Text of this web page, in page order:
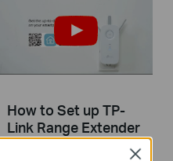
How to Set up TP-
Link Range Extender
RE450 via Tether
Close